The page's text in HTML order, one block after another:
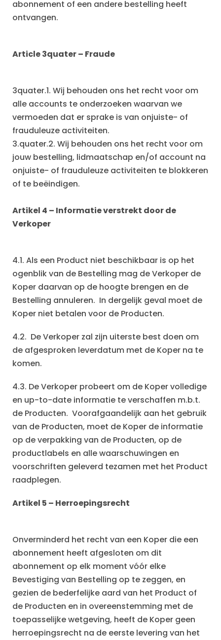
abonnement of een andere bestelling heeft
ontvangen.
Article 3quater– Fraude
3quater.1. Wij behouden ons het recht voor om
alle accounts te onderzoeken waarvan we
vermoeden dat er sprake is van onjuiste- of
frauduleuze activiteiten.
3.quater.2. Wij behouden ons het recht voor om
jouw bestelling, lidmaatschap en/of account na
onjuiste- of frauduleuze activiteiten te blokkeren
of te beëindigen.
Artikel 4 – Informatie verstrekt door de
Verkoper
4.1. Als een Product niet beschikbaar is op het
ogenblik van de Bestelling mag de Verkoper de
Koper daarvan op de hoogte brengen en de
Bestelling annuleren. In dergelijk geval moet de
Koper niet betalen voor de Producten.
4.2. De Verkoper zal zijn uiterste best doen om
de afgesproken leverdatum met de Koper na te
komen.
4.3. De Verkoper probeert om de Koper volledige
en up-to-date informatie te verschaffen m.b.t.
de Producten. Voorafgaandelijk aan het gebruik
van de Producten, moet de Koper de informatie
op de verpakking van de Producten, op de
productlabels en alle waarschuwingen en
voorschriften geleverd tezamen met het Product
raadplegen.
Artikel 5 – Herroepingsrecht
Onverminderd het recht van een Koper die een
abonnement heeft afgesloten om dit
abonnement op elk moment vóór elke
Bevestiging van Bestelling op te zeggen, en
gezien de bederfelijke aard van het Product of
de Producten en in overeenstemming met de
toepasselijke wetgeving, heeft de Koper geen
herroepingsrecht na de eerste levering van het